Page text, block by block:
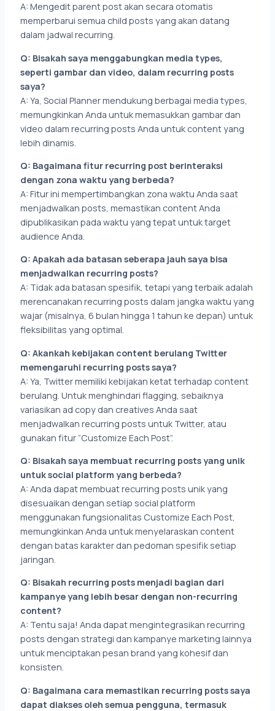
A: Mengedit parent post akan secara otomatis
memperbarui semua child posts yang akan datang
dalam jadwal recurring.
Q: Bisakah saya menggabungkan media types,
seperti gambar dan video, dalam recurring posts
saya?
A: Ya, Social Planner mendukung berbagai media types,
memungkinkan Anda untuk memasukkan gambar dan
video dalam recurring posts Anda untuk content yang
lebih dinamis.
Q: Bagaimana fitur recurring post berinteraksi
dengan zona waktu yang berbeda?
A: Fitur ini mempertimbangkan zona waktu Anda saat
menjadwalkan posts, memastikan content Anda
dipublikasikan pada waktu yang tepat untuk target
audience Anda.
Q: Apakah ada batasan seberapa jauh saya bisa
menjadwalkan recurring posts?
A: Tidak ada batasan spesifik, tetapi yang terbaik adalah
merencanakan recurring posts dalam jangka waktu yang
wajar (misalnya, 6 bulan hingga 1 tahun ke depan) untuk
fleksibilitas yang optimal.
Q: Akankah kebijakan content berulang Twitter
memengaruhi recurring posts saya?
A: Ya, Twitter memiliki kebijakan ketat terhadap content
berulang. Untuk menghindari flagging, sebaiknya
variasikan ad copy dan creatives Anda saat
menjadwalkan recurring posts untuk Twitter, atau
gunakan fitur “Customize Each Post”.
Q: Bisakah saya membuat recurring posts yang unik
untuk social platform yang berbeda?
A: Anda dapat membuat recurring posts unik yang
disesuaikan dengan setiap social platform
menggunakan fungsionalitas Customize Each Post,
memungkinkan Anda untuk menyelaraskan content
dengan batas karakter dan pedoman spesifik setiap
jaringan.
Q: Bisakah recurring posts menjadi bagian dari
kampanye yang lebih besar dengan non-recurring
content?
A: Tentu saja! Anda dapat mengintegrasikan recurring
posts dengan strategi dan kampanye marketing lainnya
untuk menciptakan pesan brand yang kohesif dan
konsisten.
Q: Bagaimana cara memastikan recurring posts saya
dapat diakses oleh semua pengguna, termasuk